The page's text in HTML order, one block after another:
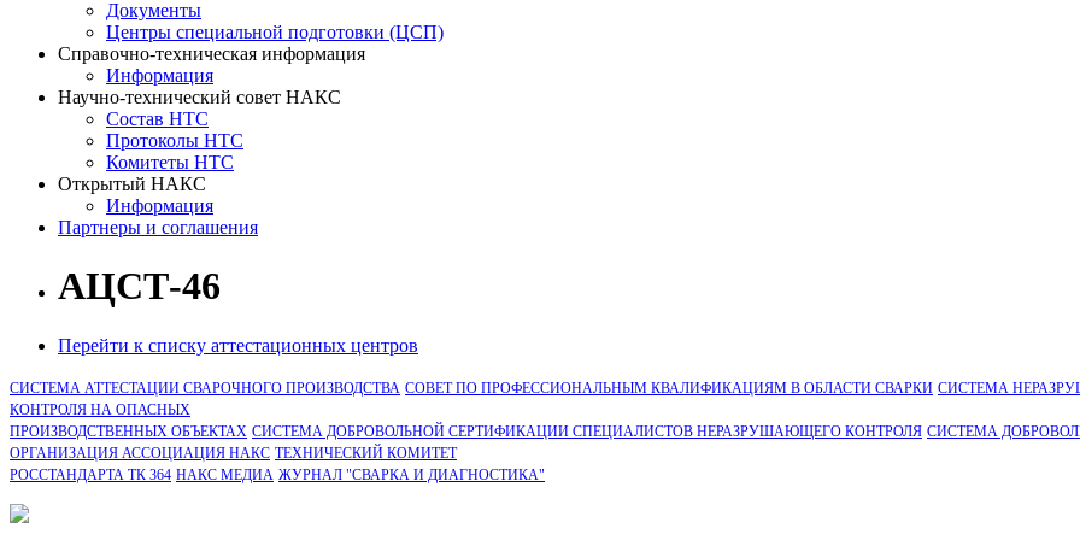
Документы
Центры специальной подготовки (ЦСП)
Справочно-техническая информация
Информация
Научно-технический совет НАКС
Состав НТС
Протоколы НТС
Комитеты НТС
Открытый НАКС
Информация
Партнеры и соглашения
АЦСТ-46
Перейти к списку аттестационных центров
СИСТЕМА АТТЕСТАЦИИ СВАРОЧНОГО ПРОИЗВОДСТВА СОВЕТ ПО ПРОФЕССИОНАЛЬНЫМ КВАЛИФИКАЦИЯМ В ОБЛАСТИ СВАРКИ СИСТЕМА
КОНТРОЛЯ НА ОПАСНЫХ
ПРОИЗВОДСТВЕННЫХ ОБЪЕКТАХ СИСТЕМА ДОБРОВОЛЬНОЙ СЕРТИФИКАЦИИ СПЕЦИАЛИСТОВ НЕРАЗРУШАЮЩЕГО КОНТРОЛЯ СИСТЕМА
ОРГАНИЗАЦИЯ АССОЦИАЦИЯ НАКС ТЕХНИЧЕСКИЙ КОМИТЕТ
РОССТАНДАРТА ТК 364 НАКС МЕДИА ЖУРНАЛ "СВАРКА И ДИАГНОСТИКА"